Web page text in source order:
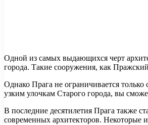
Одной из самых выдающихся черт
города. Такие сооружения, как
Однако Прага не ограничивается
узким улочкам Старого города, вы
В последние десятилетия Прага также
современных архитекторов.